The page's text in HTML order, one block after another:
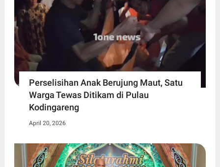
Perselisihan Anak Berujung Maut, Satu
Warga Tewas Ditikam di Pulau
Kodingareng
April 20, 2026